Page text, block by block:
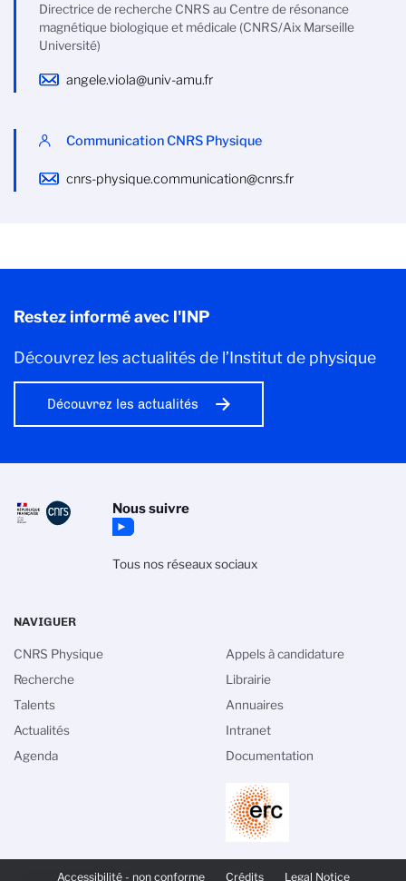
Directrice de recherche CNRS au Centre de résonance
magnétique biologique et médicale (CNRS/Aix Marseille
Université)
angele.viola@univ-amu.fr
Communication CNRS Physique
cnrs-physique.communication@cnrs.fr
Restez informé avec l'INP
Découvrez les actualités de l’Institut de physique
Découvrez les actualités
Nous suivre
Tous nos réseaux sociaux
PIED
Accessibilité - non conforme Crédits Legal Notice
NAVIGUER
CNRS Physique
Recherche
Talents
Actualités
Agenda
Appels à candidature
Librairie
Annuaires
Intranet
Documentation
cookies
des cookies du CNRS est élaborée en
sur les cookies qu’il utilise et le contrôle